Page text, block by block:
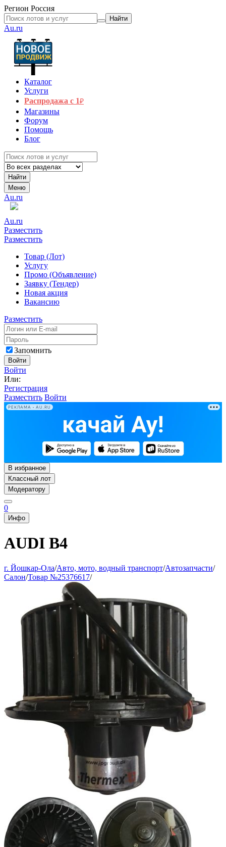
Регион Россия
Найти
Au.ru
Каталог
Услуги
Распродажа с 1₽
Магазины
Форум
Помощь
Блог
Найти
Меню
Au.ru
Au.ru
Разместить
Разместить
Товар (Лот)
Услугу
Промо (Объявление)
Заявку (Тендер)
Новая акция
Вакансию
Разместить
Запомнить
Войти
Войти
Или:
Регистрация
Разместить Войти
РЕКЛАМА • AU.RU
В избранное
Классный лот
Модератору
0
Инфо
AUDI B4
г. Йошкар-Ола/Авто, мото, водный транспорт/Автозапчасти/
Салон/Товар №25376617/